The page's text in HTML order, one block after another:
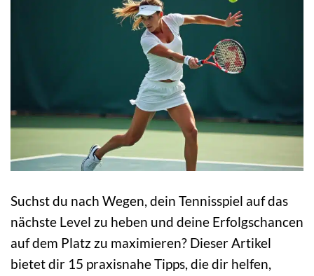
Suchst du nach Wegen, dein Tennisspiel auf das
nächste Level zu heben und deine Erfolgschancen
auf dem Platz zu maximieren? Dieser Artikel
bietet dir 15 praxisnahe Tipps, die dir helfen,